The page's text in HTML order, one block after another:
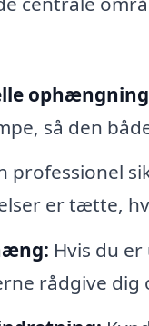
så den
professionel
er tætte,
Hvis du
rådgive